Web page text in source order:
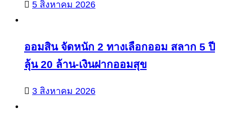
5 สิงหาคม 2026
ออมสิน จัดหนัก 2 ทางเลือกออม สลาก 5 ปี
ลุ้น 20 ล้าน-เงินฝากออมสุข
3 สิงหาคม 2026